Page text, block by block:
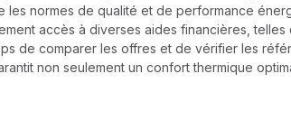
normes de qualité et de performance
accès à diverses aides financières,
de comparer les offres et de vérifier les
non seulement un confort thermique